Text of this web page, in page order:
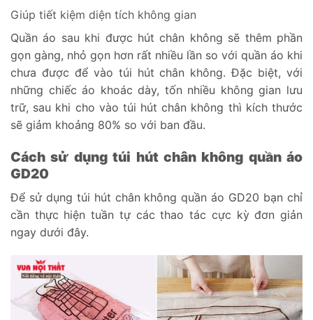
Giúp tiết kiệm diện tích không gian
Quần áo sau khi được hút chân không sẽ thêm phần
gọn gàng, nhỏ gọn hơn rất nhiều lần so với quần áo khi
chưa được để vào túi hút chân không. Đặc biệt, với
những chiếc áo khoác dày, tốn nhiều không gian lưu
trữ, sau khi cho vào túi hút chân không thì kích thước
sẽ giảm khoảng 80% so với ban đầu.
Cách sử dụng túi hút chân không quần áo
GD20
Để sử dụng túi hút chân không quần áo GD20 bạn chỉ
cần thực hiện tuần tự các thao tác cực kỳ đơn giản
ngay dưới đây.